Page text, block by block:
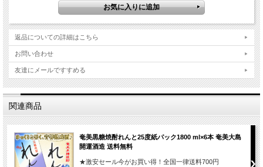
返品についての詳細はこちら
お問い合わせ
友達にメールですすめる
関連商品
奄美黒糖焼酎れんと25度紙パック1800 ml×6本 奄美大島
開運酒造 送料無料
★激安セール今がお買い得！全国一律送料700円